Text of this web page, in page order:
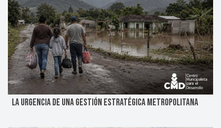
LA URGENCIA DE UNA GESTIÓN ESTRATÉGICA METROPOLITANA